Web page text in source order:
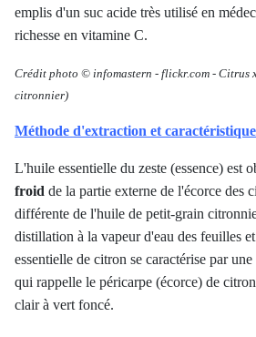
emplis d'un suc acide très utilisé en
richesse en vitamine C.
Crédit photo © infomastern - flickr.com - Citrus
citronnier)
Méthode d'extraction et
L'huile essentielle du zeste (essence) est
froid de la partie externe de l'écorce des
différente de l'huile de petit-grain
distillation à la vapeur d'eau des feuilles
essentielle de citron se caractérise par une
qui rappelle le péricarpe (écorce) de
clair à vert foncé.